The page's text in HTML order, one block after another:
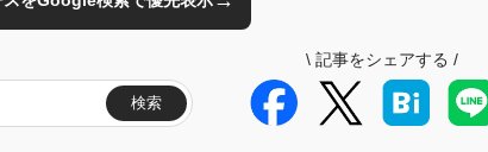
検索
\ 記事をシェアする /